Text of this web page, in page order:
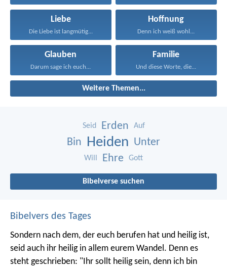
Liebe
Die Liebe ist langmütig...
Hoffnung
Denn ich weiß wohl...
Glauben
Darum sage ich euch...
Familie
Und diese Worte, die...
Weitere Themen...
Seid Erden Auf
Bin Heiden Unter
Will Ehre Gott
Bibelverse suchen
Bibelvers des Tages
Sondern nach dem, der euch berufen hat und heilig ist,
seid auch ihr heilig in allem eurem Wandel. Denn es
steht geschrieben: "Ihr sollt heilig sein, denn ich bin